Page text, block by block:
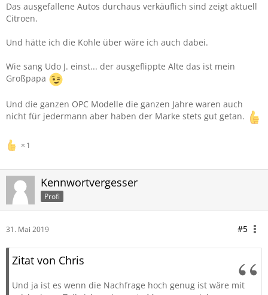
Das ausgefallene Autos durchaus verkäuflich sind zeigt aktuell
Citroen.
Und hätte ich die Kohle über wäre ich auch dabei.
Wie sang Udo J. einst... der ausgeflippte Alte das ist mein
Großpapa
Und die ganzen OPC Modelle die ganzen Jahre waren auch
nicht für jedermann aber haben der Marke stets gut getan.
1
Kennwortvergesser
Profi
31. Mai 2019 #5
Zitat von Chris
Und ja ist es wenn die Nachfrage hoch genug ist wäre mit